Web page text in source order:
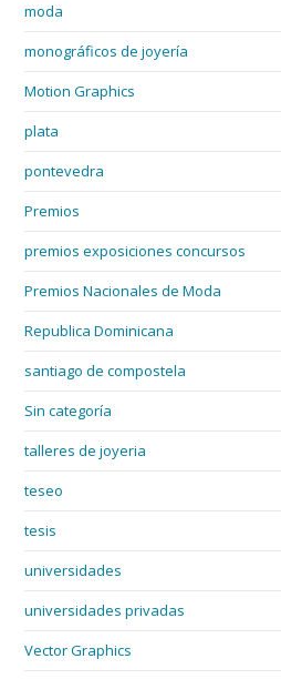
moda
monográficos de joyería
Motion Graphics
plata
pontevedra
Premios
premios exposiciones concursos
Premios Nacionales de Moda
Republica Dominicana
santiago de compostela
Sin categoría
talleres de joyeria
teseo
tesis
universidades
universidades privadas
Vector Graphics